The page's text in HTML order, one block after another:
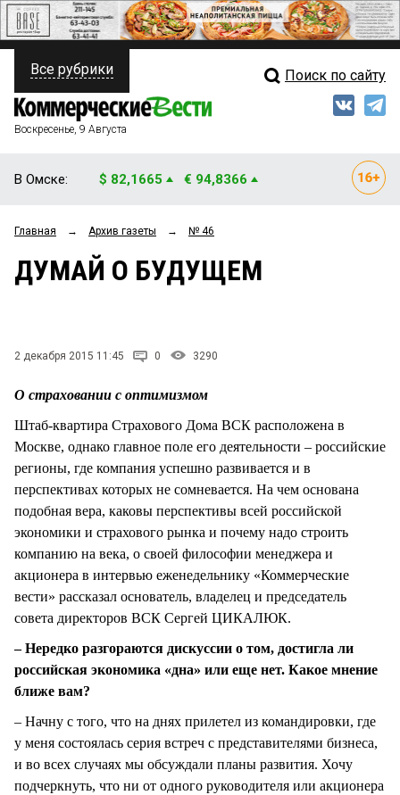
ПОЛИТИКА
ФИНАНСЫ
ОБЩЕСТВО
ЗАКОН
ПРОИСШЕСТВИЯ
СТИЛЬ ЖИЗНИ
Свежий выпуск
Рейтинги
Все рубрики Поиск по сайту
Воскресенье, 9 Августа
В Омске: $ 82,1665 € 94,8366
Главная → Архив газеты → № 46
ДУМАЙ О БУДУЩЕМ
2 декабря 2015 11:45 0 3290
О страховании с оптимизмом
Штаб-квартира Страхового Дома ВСК расположена в
Москве, однако главное поле его деятельности – российские
регионы, где компания успешно развивается и в
перспективах которых не сомневается. На чем основана
подобная вера, каковы перспективы всей российской
экономики и страхового рынка и почему надо строить
компанию на века, о своей философии менеджера и
акционера в интервью еженедельнику «Коммерческие
вести» рассказал основатель, владелец и председатель
совета директоров ВСК Сергей ЦИКАЛЮК.
– Нередко разгораются дискуссии о том, достигла ли
российская экономика «дна» или еще нет. Какое мнение
ближе вам?
– Начну с того, что на днях прилетел из командировки, где
у меня состоялась серия встреч с представителями бизнеса,
и во всех случаях мы обсуждали планы развития. Хочу
подчеркнуть, что ни от одного руководителя или акционера